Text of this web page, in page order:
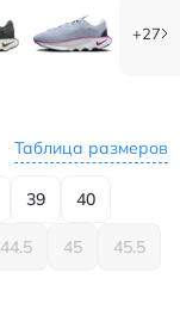
+27
Таблица размеров
39 40
44.5 45 45.5